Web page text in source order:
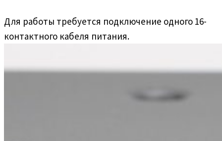
Для работы требуется подключение одного 16-
контактного кабеля питания.